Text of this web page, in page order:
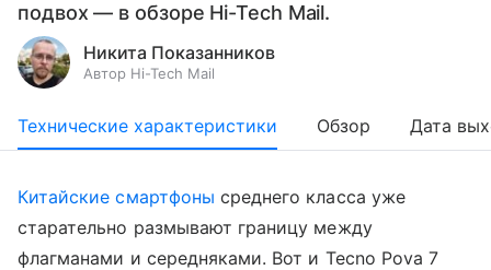
подвох — в обзоре Hi-Tech Mail.
Никита Показанников
Автор Hi-Tech Mail
Технические характеристики Обзор Дата
Китайские смартфоны среднего класса уже
старательно размывают границу между
флагманами и середняками. Вот и Tecno Pova 7